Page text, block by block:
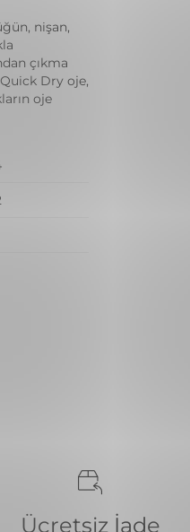
nişan,
çıkma
Dry oje,
oje
Ücretsiz İade